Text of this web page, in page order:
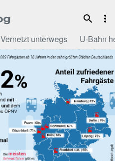
Vernetzt unterwegs U-Bahn